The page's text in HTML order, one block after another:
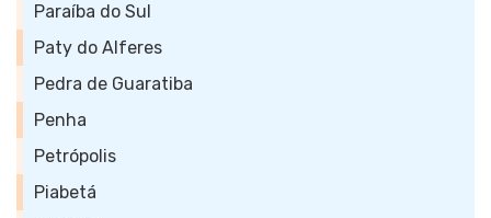
Paraíba do Sul
Paty do Alferes
Pedra de Guaratiba
Penha
Petrópolis
Piabetá